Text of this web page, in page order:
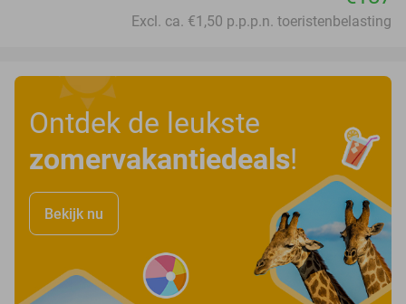
Excl. ca. €1,50 p.p.p.n. toeristenbelasting
Ontdek de leukste
zomervakantiedeals!
Bekijk nu